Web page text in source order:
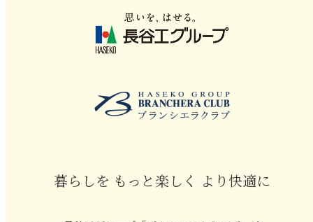
暮らしを もっと楽しく より快適に